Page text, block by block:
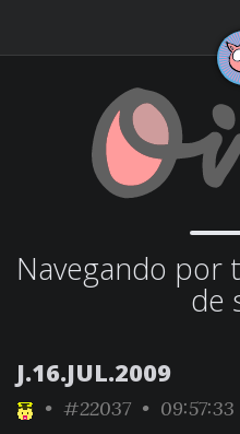
Navegando por
de
J.16.JUL.2009
• #22037 •